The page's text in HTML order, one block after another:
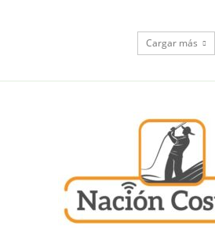
Cargar más